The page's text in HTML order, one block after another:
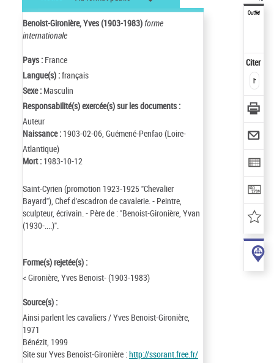
Benoist-Gironière, Yves (1903-1983)forme
internationale
Pays : France
Langue(s) :français
Sexe : Masculin
Responsabilité(s) exercée(s) sur les documents :
Auteur
Naissance : 1903-02-06, Guémené-Penfao (Loire-
Atlantique)
Mort : 1983-10-12
Saint-Cyrien (promotion 1923-1925 "Chevalier
Bayard"), Chef d'escadron de cavalerie. - Peintre,
sculpteur, écrivain. - Père de : "Benoist-Gironière, Yvan
(1930-....)".
Forme(s) rejetée(s) :
< Gironière, Yves Benoist- (1903-1983)
Source(s) :
Ainsi parlent les cavaliers / Yves Benoist-Gironière,
1971
Bénézit, 1999
Site sur Yves Benoist-Gironière :http://ssorant.free.fr/
Outils
Citer